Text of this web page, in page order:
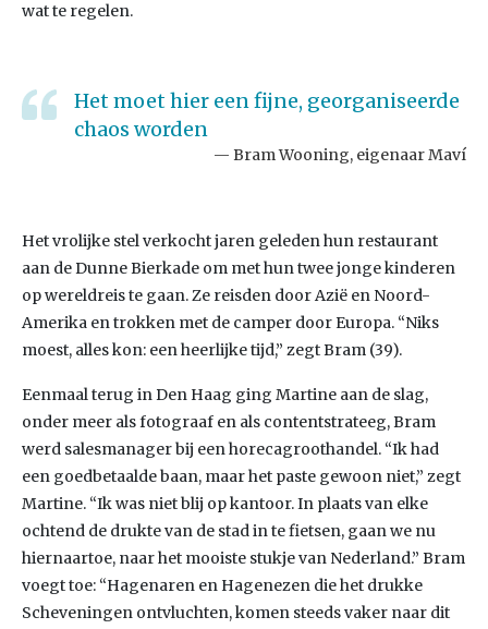
wat te regelen.
Het moet hier een fijne, georganiseerde
chaos worden
Bram Wooning, eigenaar Maví
Het vrolijke stel verkocht jaren geleden hun restaurant
aan de Dunne Bierkade om met hun twee jonge kinderen
op wereldreis te gaan. Ze reisden door Azië en Noord-
Amerika en trokken met de camper door Europa. “Niks
moest, alles kon: een heerlijke tijd,” zegt Bram (39).
Eenmaal terug in Den Haag ging Martine aan de slag,
onder meer als fotograaf en als contentstrateeg, Bram
werd salesmanager bij een horecagroothandel. “Ik had
een goedbetaalde baan, maar het paste gewoon niet,” zegt
Martine. “Ik was niet blij op kantoor. In plaats van elke
ochtend de drukte van de stad in te fietsen, gaan we nu
hiernaartoe, naar het mooiste stukje van Nederland.” Bram
voegt toe: “Hagenaren en Hagenezen die het drukke
Scheveningen ontvluchten, komen steeds vaker naar dit